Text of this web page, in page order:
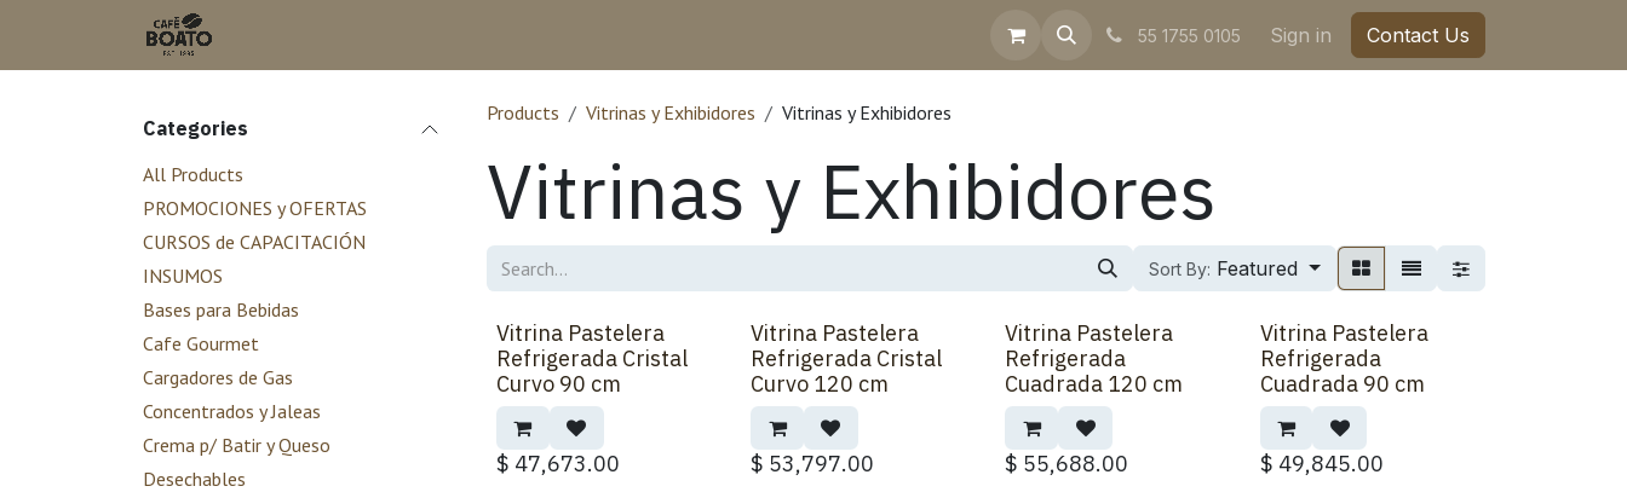
55 1755 0105 Sign in Contact Us
Categories
All Products
PROMOCIONES y OFERTAS
CURSOS de CAPACITACIÓN
INSUMOS
Bases para Bebidas
Cafe Gourmet
Cargadores de Gas
Concentrados y Jaleas
Crema p/ Batir y Queso
Desechables
Products Vitrinas y Exhibidores Vitrinas y Exhibidores
Vitrinas y Exhibidores
Sort By: Featured
Back Order
Vitrina Pastelera
Refrigerada Cristal
Curvo 90 cm
$ 47,673.00
Back Order
Vitrina Pastelera
Refrigerada Cristal
Curvo 120 cm
$ 53,797.00
Back Order
Vitrina Pastelera
Refrigerada
Cuadrada 120 cm
$ 55,688.00
Back Order
Vitrina Pastelera
Refrigerada
Cuadrada 90 cm
$ 49,845.00